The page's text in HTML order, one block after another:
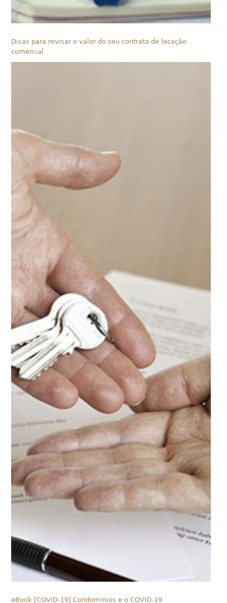
Dicas para revisar o valor do seu contrato de locação
comercial
eBook [COVID-19] Condomínios e o COVID-19